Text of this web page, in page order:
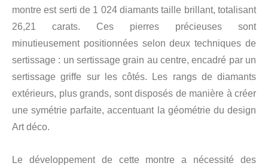
montre est serti de 1 024 diamants taille brillant, totalisant
26,21 carats. Ces pierres précieuses sont
minutieusement positionnées selon deux techniques de
sertissage : un sertissage grain au centre, encadré par un
sertissage griffe sur les côtés. Les rangs de diamants
extérieurs, plus grands, sont disposés de manière à créer
une symétrie parfaite, accentuant la géométrie du design
Art déco.
Le développement de cette montre a nécessité des